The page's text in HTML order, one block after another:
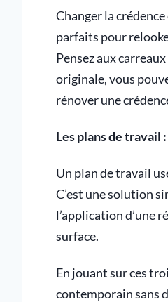
Changer la
parfaits pour
Pensez aux
originale, vous
rénover une
Les plans de travail
Un plan de travail
C’est une solution
l’application d’une
surface.
En jouant sur ces
contemporain sans